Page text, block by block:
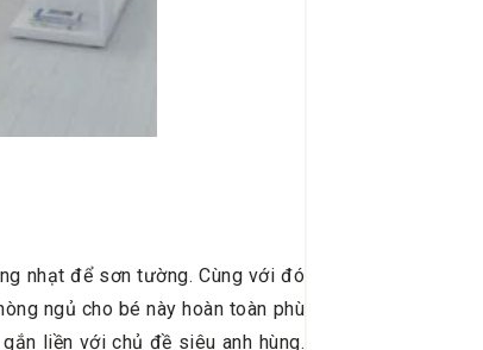
nhạt để sơn tường. Cùng với đó
ngủ cho bé này hoàn toàn phù
liền với chủ đề siêu anh hùng.